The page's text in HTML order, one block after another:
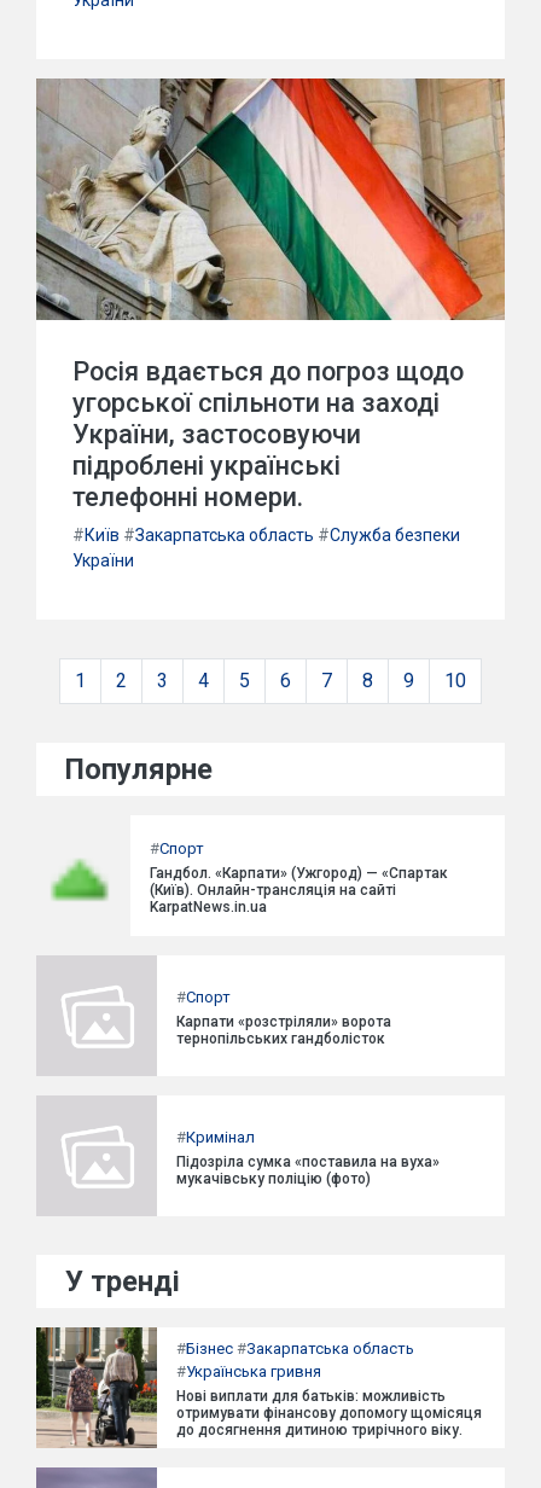
Росія вдається до погроз щодо
угорської спільноти на заході
України, застосовуючи
підроблені українські
телефонні номери.
#Київ #Закарпатська область #Служба безпеки
України
1 2 3 4 5 6 7 8 9 10
Популярне
#Спорт
Гандбол. «Карпати» (Ужгород) — «Спартак
(Київ). Онлайн-трансляція на сайті
KarpatNews.in.ua
#Спорт
Карпати «розстріляли» ворота
тернопільських гандболісток
#Кримінал
Підозріла сумка «поставила на вуха»
мукачівську поліцію (фото)
У тренді
#Бізнес #Закарпатська область
#Українська гривня
Нові виплати для батьків: можливість
отримувати фінансову допомогу щомісяця
до досягнення дитиною трирічного віку.